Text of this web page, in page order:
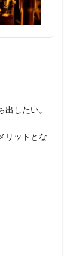
したい。
リットとな